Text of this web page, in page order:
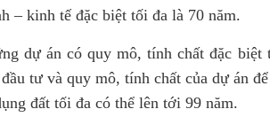
– kinh tế đặc biệt tối đa là 70 năm.
dự án có quy mô, tính chất đặc
tư và quy mô, tính chất của dự án
đất tối đa có thể lên tới 99 năm.